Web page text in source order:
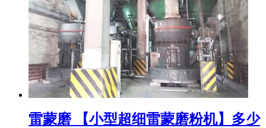
雷蒙磨 【小型超细雷蒙磨粉机】多少